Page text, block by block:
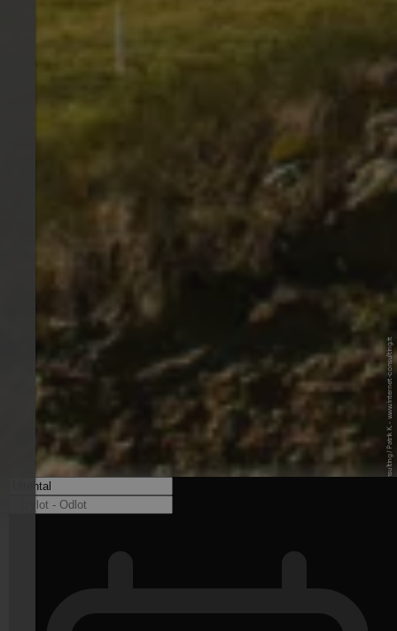
© Internet Consulting / Patrik K. - www.internet-consulting.it